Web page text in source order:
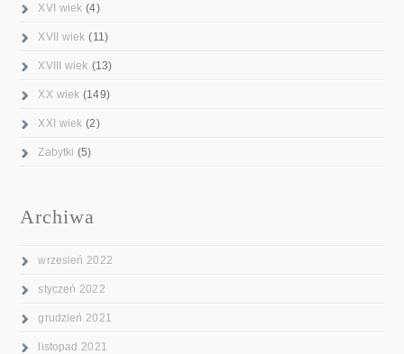
XVI wiek (4)
XVII wiek (11)
XVIII wiek (13)
XX wiek (149)
XXI wiek (2)
Zabytki (5)
Archiwa
wrzesień 2022
styczeń 2022
grudzień 2021
listopad 2021